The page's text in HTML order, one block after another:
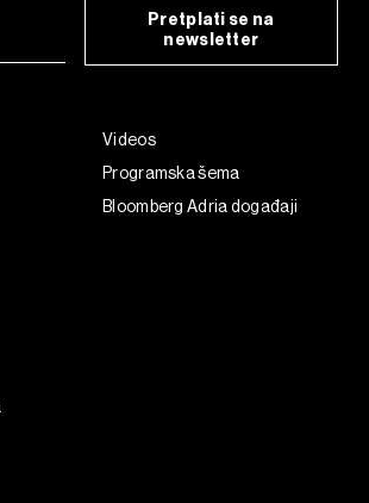
Pretplati se na
newsletter
Videos
Programska šema
Bloomberg Adria događaji